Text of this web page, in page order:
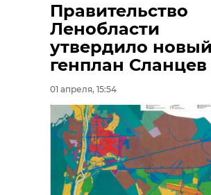
Правительство
Ленобласти
утвердило новый
генплан Сланцев
01 апреля, 15:54